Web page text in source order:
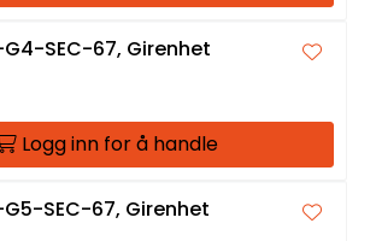
SEC-67, Girenhet
Logg inn for å handle
SEC-67, Girenhet